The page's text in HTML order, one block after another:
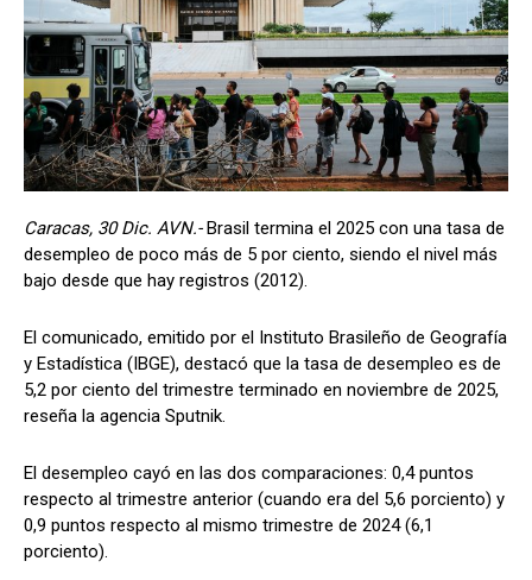
Caracas, 30 Dic. AVN.-Brasil termina el 2025 con una tasa de
desempleo de poco más de 5 por ciento, siendo el nivel más
bajo desde que hay registros (2012).
El comunicado, emitido por el Instituto Brasileño de Geografía
y Estadística (IBGE), destacó que la tasa de desempleo es de
5,2 por ciento del trimestre terminado en noviembre de 2025,
reseña la agencia Sputnik.
El desempleo cayó en las dos comparaciones: 0,4 puntos
respecto al trimestre anterior (cuando era del 5,6 porciento) y
0,9 puntos respecto al mismo trimestre de 2024 (6,1
porciento).